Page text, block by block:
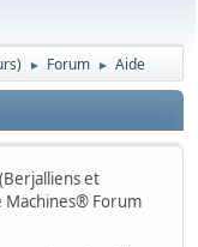
► Forum ► Aide
et
Machines® Forum